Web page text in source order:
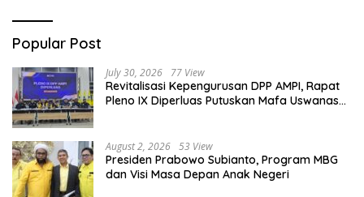
Popular Post
July 30, 2026 77 View
Revitalisasi Kepengurusan DPP AMPI, Rapat
Pleno IX Diperluas Putuskan Mafa Uswanas
August 2, 2026 53 View
Presiden Prabowo Subianto, Program MBG
dan Visi Masa Depan Anak Negeri